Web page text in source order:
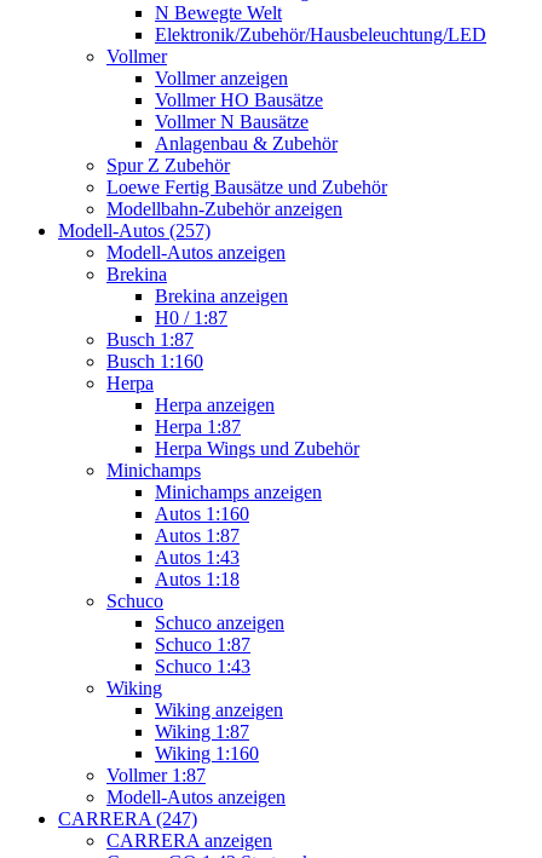
N Bewegte Welt
Elektronik/Zubehör/Hausbeleuchtung/LED
Vollmer
Vollmer anzeigen
Vollmer HO Bausätze
Vollmer N Bausätze
Anlagenbau & Zubehör
Spur Z Zubehör
Loewe Fertig Bausätze und Zubehör
Modellbahn-Zubehör anzeigen
Modell-Autos (257)
Modell-Autos anzeigen
Brekina
Brekina anzeigen
H0 / 1:87
Busch 1:87
Busch 1:160
Herpa
Herpa anzeigen
Herpa 1:87
Herpa Wings und Zubehör
Minichamps
Minichamps anzeigen
Autos 1:160
Autos 1:87
Autos 1:43
Autos 1:18
Schuco
Schuco anzeigen
Schuco 1:87
Schuco 1:43
Wiking
Wiking anzeigen
Wiking 1:87
Wiking 1:160
Vollmer 1:87
Modell-Autos anzeigen
CARRERA (247)
CARRERA anzeigen